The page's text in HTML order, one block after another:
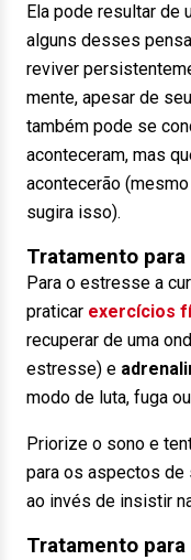
Ela pode resultar de
alguns desses
reviver
mente, apesar de
também pode se
aconteceram, mas
acontecerão
sugira isso).
Tratamento
Para o estresse a
praticar exercícios
recuperar de uma
estresse) e
modo de luta, fuga
Priorize o sono e
para os aspectos de
ao invés de insistir
Tratamento para